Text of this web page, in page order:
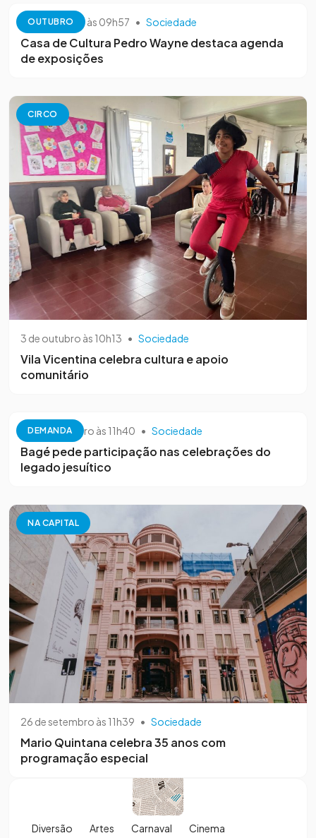
OUTUBRO
13 de outubro às 09h57 • Sociedade
Casa de Cultura Pedro Wayne destaca agenda
de exposições
CIRCO
3 de outubro às 10h13 • Sociedade
Vila Vicentina celebra cultura e apoio
comunitário
DEMANDA
26 de setembro às 11h40 • Sociedade
Bagé pede participação nas celebrações do
legado jesuítico
NA CAPITAL
26 de setembro às 11h39 • Sociedade
Mario Quintana celebra 35 anos com
programação especial
Diversão Artes Carnaval Cinema